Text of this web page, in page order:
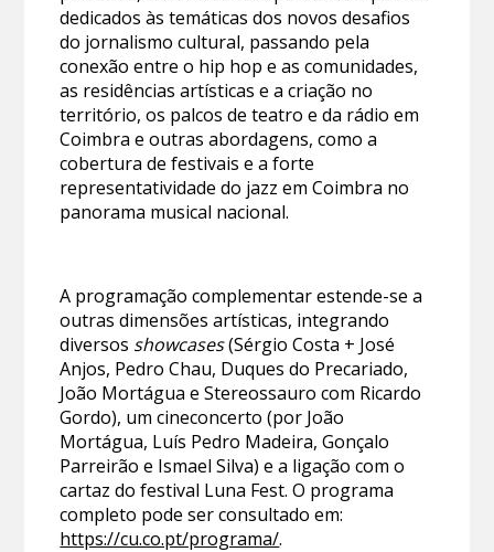
dedicados às temáticas dos novos desafios
do jornalismo cultural, passando pela
conexão entre o hip hop e as comunidades,
as residências artísticas e a criação no
território, os palcos de teatro e da rádio em
Coimbra e outras abordagens, como a
cobertura de festivais e a forte
representatividade do jazz em Coimbra no
panorama musical nacional.
A programação complementar estende-se a
outras dimensões artísticas, integrando
diversos showcases(Sérgio Costa + José
Anjos, Pedro Chau, Duques do Precariado,
João Mortágua e Stereossauro com Ricardo
Gordo), um cineconcerto (por João
Mortágua, Luís Pedro Madeira, Gonçalo
Parreirão e Ismael Silva) e a ligação com o
cartaz do festival Luna Fest. O programa
completo pode ser consultado em:
https://cu.co.pt/programa/.